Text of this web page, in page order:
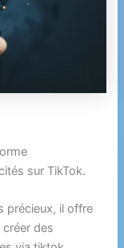
sur TikTok.
précieux, il offre
des